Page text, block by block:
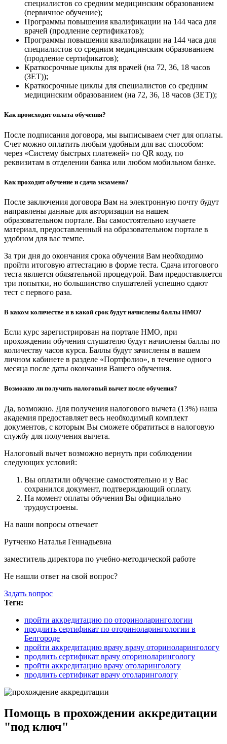
специалистов со средним медицинским образованием
(первичное обучение);
Программы повышения квалификации на 144 часа для
врачей (продление сертификатов);
Программы повышения квалификации на 144 часа для
специалистов со средним медицинским образованием
(продление сертификатов);
Краткосрочные циклы для врачей (на 72, 36, 18 часов
(ЗЕТ));
Краткосрочные циклы для специалистов со средним
медицинским образованием (на 72, 36, 18 часов (ЗЕТ));
Как происходит оплата обучения?
После подписания договора, мы выписываем счет для оплаты.
Счет можно оплатить любым удобным для вас способом:
через «Систему быстрых платежей» по QR коду, по
реквизитам в отделении банка или любом мобильном банке.
Как проходит обучение и сдача экзамена?
После заключения договора Вам на электронную почту будут
направлены данные для авторизации на нашем
образовательном портале. Вы самостоятельно изучаете
материал, предоставленный на образовательном портале в
удобном для вас темпе.
За три дня до окончания срока обучения Вам необходимо
пройти итоговую аттестацию в форме теста. Сдача итогового
теста является обязательной процедурой. Вам предоставляется
три попытки, но большинство слушателей успешно сдают
тест с первого раза.
В каком количестве и в какой срок будут начислены баллы НМО?
Если курс зарегистрирован на портале НМО, при
прохождении обучения слушателю будут начислены баллы по
количеству часов курса. Баллы будут зачислены в вашем
личном кабинете в разделе «Портфолио», в течение одного
месяца после даты окончания Вашего обучения.
Возможно ли получить налоговый вычет после обучения?
Да, возможно. Для получения налогового вычета (13%) наша
академия предоставляет весь необходимый комплект
документов, с которым Вы сможете обратиться в налоговую
службу для получения вычета.
Налоговый вычет возможно вернуть при соблюдении
следующих условий:
Вы оплатили обучение самостоятельно и у Вас
сохранился документ, подтверждающий оплату.
На момент оплаты обучения Вы официально
трудоустроены.
На ваши вопросы отвечает
Рутченко Наталья Геннадьевна
заместитель директора по учебно-методической работе
Не нашли ответ на свой вопрос?
Задать вопрос
Теги:
пройти аккредитацию по оториноларингологии
продлить сертификат по оториноларингологии в
Белгороде
пройти аккредитацию врачу врачу оториноларингологу
продлить сертификат врачу оториноларингологу
пройти аккредитацию врачу отоларингологу
продлить сертификат врачу отоларингологу
Помощь в прохождении аккредитации
"под ключ"